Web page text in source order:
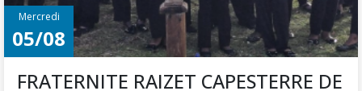
Mercredi
05/08
FRATERNITE RAIZET CAPESTERRE DE